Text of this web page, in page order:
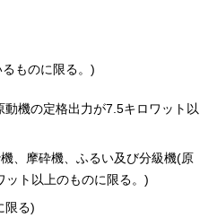
ものに限る。)
機の定格出力が7.5キロワット以
、摩砕機、ふるい及び分級機(原
ット以上のものに限る。)
限る)